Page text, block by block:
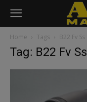
Home Tags B22 Fv Ss
Tag: B22 Fv Ss